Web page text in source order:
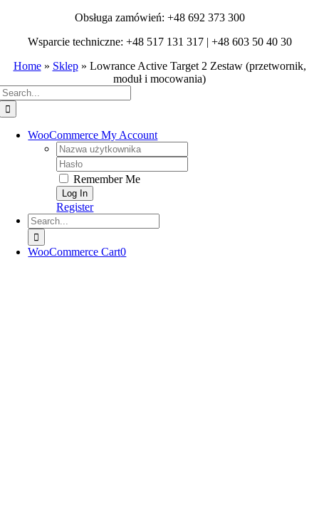
Obsługa zamówień: +48 692 373 300
Wsparcie techniczne: +48 517 131 317 | +48 603 50 40 30
Home» Sklep» Lowrance Active Target 2 Zestaw (przetwornik,
moduł i mocowania)
WooCommerce My Account
Username:
Password:
Remember Me
Register
Search
for:
WooCommerce Cart0